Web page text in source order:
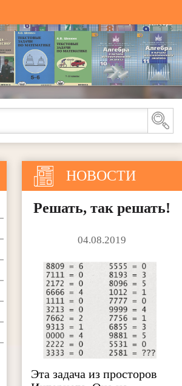
НОВОСТИ
Решать, так решать!
04.08.2019
Эта задача из просторов